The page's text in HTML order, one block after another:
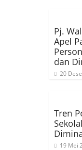
Pj.
Apel
dan
20
Tren
19 Mei